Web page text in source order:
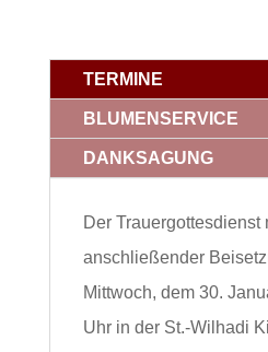
TERMINE
BLUMENSERVICE
DANKSAGUNG
Der Trauergottesdienst
anschließender
Mittwoch, dem 30.
Uhr in der St.-Wilhadi